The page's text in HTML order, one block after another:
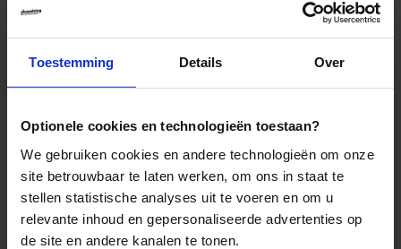
Toestemming Details Over
Optionele cookies en technologieën toestaan?
We gebruiken cookies en andere technologieën om onze
site betrouwbaar te laten werken, om ons in staat te
stellen statistische analyses uit te voeren en om u
relevante inhoud en gepersonaliseerde advertenties op
de site en andere kanalen te tonen.
Landinformatie El Salvador
De belangrijkste info op een rij
Bestemmingen
Duurzaam reizen